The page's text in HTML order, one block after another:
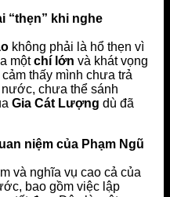
“thẹn” khi nghe
không phải là hổ thẹn vì
mộtchí lớn và khát vọng
thấy mình chưa trả
nước, chưa thể sánh
Gia Cát Lượng dù đã
niệm của Phạm Ngũ
và nghĩa vụ cao cả của
bao gồm việc lập